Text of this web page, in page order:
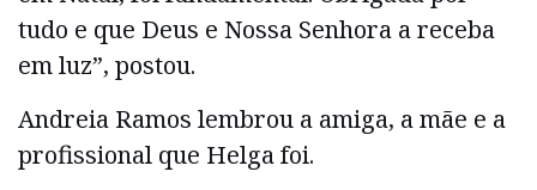
tudo e que Deus e Nossa Senhora a receba
em luz”, postou.
Andreia Ramos lembrou a amiga, a mãe e a
profissional que Helga foi.